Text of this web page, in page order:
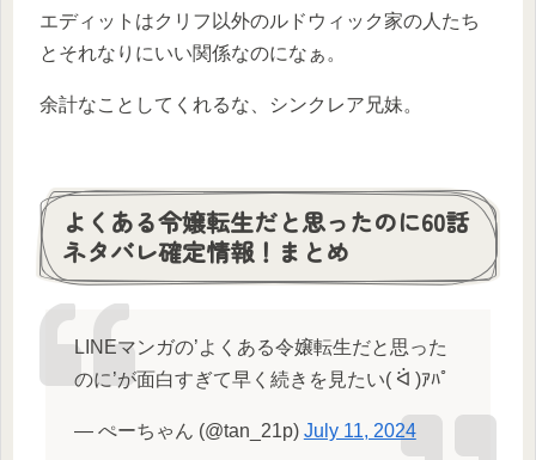
エディットはクリフ以外のルドウィック家の人たち
とそれなりにいい関係なのになぁ。
余計なことしてくれるな、シンクレア兄妹。
よくある令嬢転生だと思ったのに60話
ネタバレ確定情報！まとめ
LINEマンガの’よくある令嬢転生だと思った
のに’が面白すぎて早く続きを見たい( ᐛ )ｱﾊﾟ
— ぺーちゃん (@tan_21p) July 11, 2024